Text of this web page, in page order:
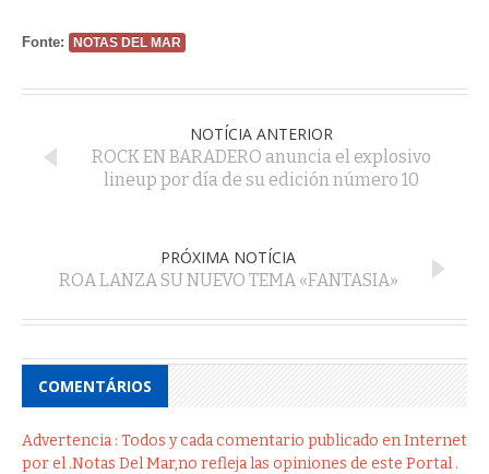
Fonte: NOTAS DEL MAR
NOTÍCIA ANTERIOR
ROCK EN BARADERO anuncia el explosivo
lineup por día de su edición número 10
PRÓXIMA NOTÍCIA
ROA LANZA SU NUEVO TEMA «FANTASIA»
COMENTÁRIOS
Advertencia : Todos y cada comentario publicado en Internet
por el .Notas Del Mar,no refleja las opiniones de este Portal .